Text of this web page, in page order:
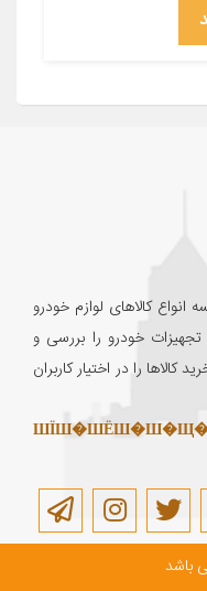
کالاهای لوازم خودرو
خودرو را بررسی و
را در اختیار کاربران
باشد